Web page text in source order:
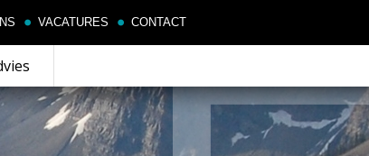
VACATURES CONTACT